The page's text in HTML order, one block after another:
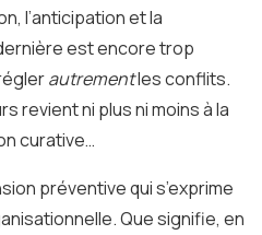
l’anticipation et la
est encore trop
autrementles conflits.
revient ni plus ni moins à la
curative…
préventive qui s’exprime
Que signifie, en